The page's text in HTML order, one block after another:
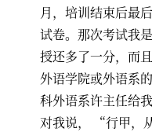
月，培训结束后最
试卷。那次考试我
授还多了一分，而
外语学院或外语系
科外语系许主任给
对我说， “行甲，